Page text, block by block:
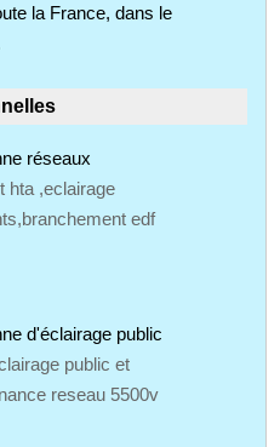
la France, dans le
réseaux
hta ,eclairage
edf
d'éclairage public
public et
reseau 5500v